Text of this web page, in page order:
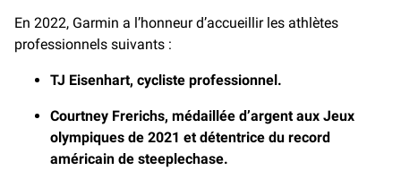
En 2022, Garmin a l’honneur d’accueillir les athlètes
professionnels suivants :
TJ Eisenhart, cycliste professionnel.
Courtney Frerichs, médaillée d’argent aux Jeux
olympiques de 2021 et détentrice du record
américain de steeplechase.